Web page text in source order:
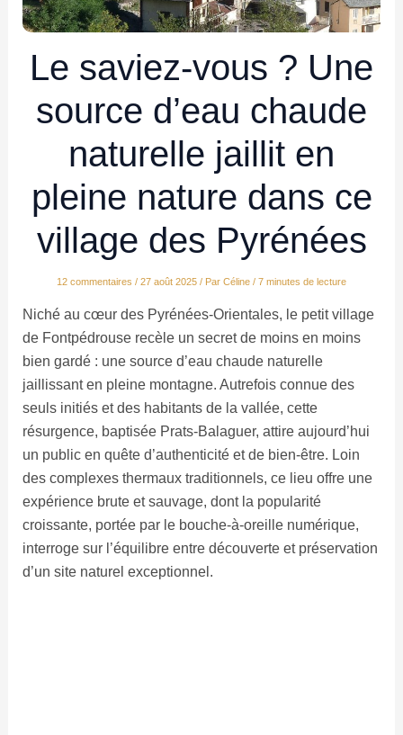
Le saviez-vous ? Une
source d’eau chaude
naturelle jaillit en
pleine nature dans ce
village des Pyrénées
12 commentaires / 27 août 2025 / Par Céline / 7 minutes de lecture
Niché au cœur des Pyrénées-Orientales, le petit village
de Fontpédrouse recèle un secret de moins en moins
bien gardé : une source d’eau chaude naturelle
jaillissant en pleine montagne. Autrefois connue des
seuls initiés et des habitants de la vallée, cette
résurgence, baptisée Prats-Balaguer, attire aujourd’hui
un public en quête d’authenticité et de bien-être. Loin
des complexes thermaux traditionnels, ce lieu offre une
expérience brute et sauvage, dont la popularité
croissante, portée par le bouche-à-oreille numérique,
interroge sur l’équilibre entre découverte et préservation
d’un site naturel exceptionnel.